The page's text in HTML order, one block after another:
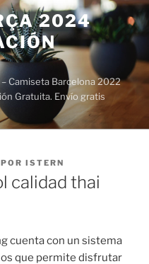
2024
Camiseta Barcelona 2022
Gratuita. Envío gratis
POR ISTERN
calidad thai
cuenta con un sistema
que permite disfrutar